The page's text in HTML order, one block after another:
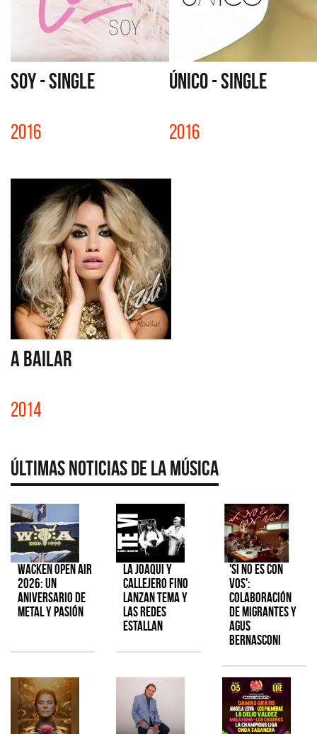
SOY - SINGLE
2016
ÚNICO - SINGLE
2016
A BAILAR
2014
Últimas Noticias de la Música
Wacken Open Air
2026: Un
aniversario de
metal y pasión
La Joaqui y
Callejero Fino
lanzan tema y
las redes
estallan
'Si No Es Con
Vos':
colaboración
de Migrantes y
Agus
Bernasconi